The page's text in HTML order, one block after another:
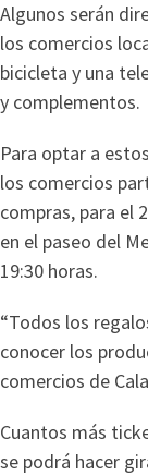
Algunos serán
los comercios
bicicleta y una
y complementos.
Para optar a
los comercios
compras, para el
en el paseo del
19:30 horas.
“Todos los
conocer los
comercios de
Cuantos más
se podrá hacer